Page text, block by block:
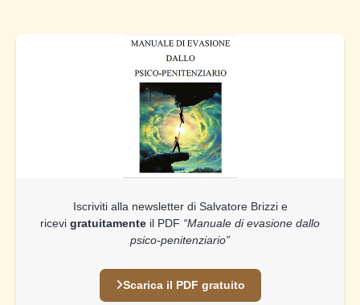
Iscriviti alla newsletter di Salvatore Brizzi e
ricevi gratuitamente il PDF “Manuale di evasione dallo
psico-penitenziario”
Scarica il PDF gratuito